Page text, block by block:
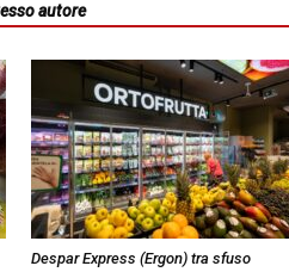
autore
Despar Express (Ergon) tra sfuso